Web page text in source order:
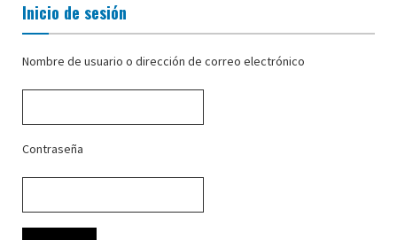
Inicio de sesión
Nombre de usuario o dirección de correo electrónico
Contraseña